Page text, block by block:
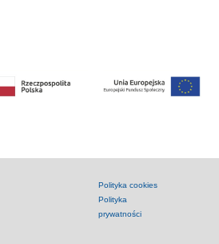
Polityka cookies
Polityka
prywatności